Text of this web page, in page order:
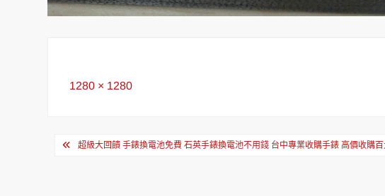
Full
1280 × 1280
文 超級大回饋 手錶換電池免費 石英手錶換電池不用錢 台中專業收購手錶 高價收購